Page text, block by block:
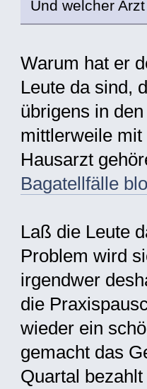
Und welcher
Warum hat er
Leute da sind,
übrigens in
mittlerweile
Hausarzt
Bagatellfälle
Laß die Leute
Problem wird
irgendwer
die
wieder ein
gemacht das
Quartal